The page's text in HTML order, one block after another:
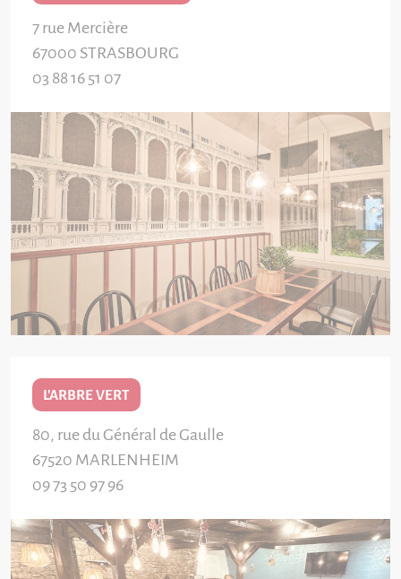
7 rue Mercière
67000 STRASBOURG
03 88 16 51 07
L'ARBRE VERT
80, rue du Général de Gaulle
67520 MARLENHEIM
09 73 50 97 96